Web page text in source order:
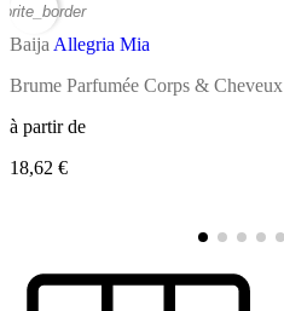
Baija Allegria Mia
Brume Parfumée Corps & Cheveux
à partir de
18,62 €